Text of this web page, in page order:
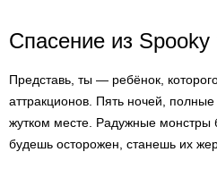
Спасение из Spooky
Представь, ты — ребёнок,
аттракционов. Пять ночей,
жутком месте. Радужные монстры
будешь осторожен, станешь их